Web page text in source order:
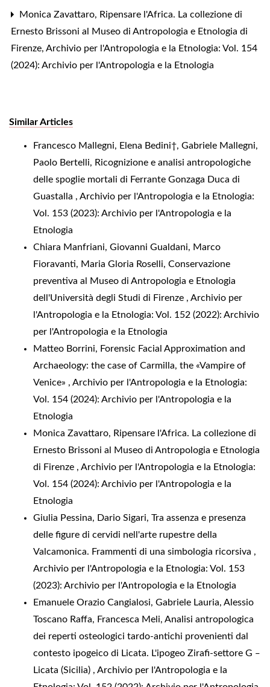
Monica Zavattaro, Ripensare l'Africa. La collezione di
Ernesto Brissoni al Museo di Antropologia e Etnologia di
Firenze, Archivio per l'Antropologia e la Etnologia: Vol. 154
(2024): Archivio per l'Antropologia e la Etnologia
Similar Articles
Francesco Mallegni, Elena Bedini†, Gabriele Mallegni,
Paolo Bertelli, Ricognizione e analisi antropologiche
delle spoglie mortali di Ferrante Gonzaga Duca di
Guastalla , Archivio per l'Antropologia e la Etnologia:
Vol. 153 (2023): Archivio per l'Antropologia e la
Etnologia
Chiara Manfriani, Giovanni Gualdani, Marco
Fioravanti, Maria Gloria Roselli, Conservazione
preventiva al Museo di Antropologia e Etnologia
dell'Università degli Studi di Firenze , Archivio per
l'Antropologia e la Etnologia: Vol. 152 (2022): Archivio
per l'Antropologia e la Etnologia
Matteo Borrini, Forensic Facial Approximation and
Archaeology: the case of Carmilla, the «Vampire of
Venice» , Archivio per l'Antropologia e la Etnologia:
Vol. 154 (2024): Archivio per l'Antropologia e la
Etnologia
Monica Zavattaro, Ripensare l'Africa. La collezione di
Ernesto Brissoni al Museo di Antropologia e Etnologia
di Firenze , Archivio per l'Antropologia e la Etnologia:
Vol. 154 (2024): Archivio per l'Antropologia e la
Etnologia
Giulia Pessina, Dario Sigari, Tra assenza e presenza
delle figure di cervidi nell'arte rupestre della
Valcamonica. Frammenti di una simbologia ricorsiva ,
Archivio per l'Antropologia e la Etnologia: Vol. 153
(2023): Archivio per l'Antropologia e la Etnologia
Emanuele Orazio Cangialosi, Gabriele Lauria, Alessio
Toscano Raffa, Francesca Meli, Analisi antropologica
dei reperti osteologici tardo-antichi provenienti dal
contesto ipogeico di Licata. L'ipogeo Zirafi-settore G ‒
Licata (Sicilia) , Archivio per l'Antropologia e la